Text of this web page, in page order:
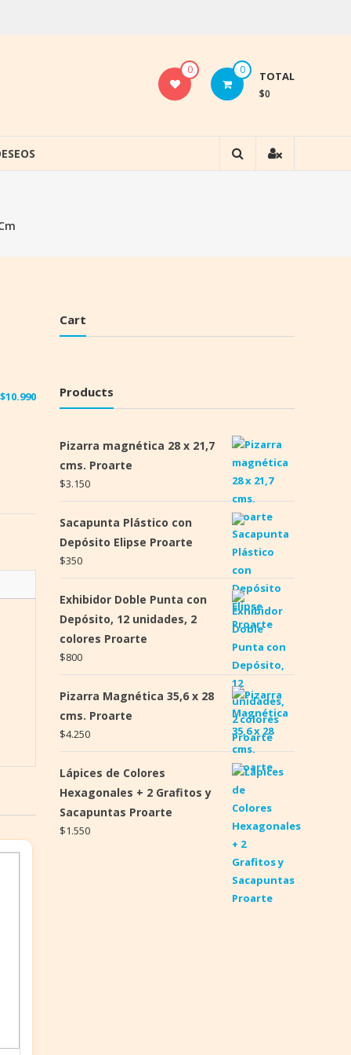
0 0 TOTAL
$0
$10.990
Cart
Products
Pizarra magnética 28 x 21,7
cms. Proarte
$3.150
Sacapunta Plástico con
Depósito Elipse Proarte
$350
Exhibidor Doble Punta con
Depósito, 12 unidades, 2
colores Proarte
$800
Pizarra Magnética 35,6 x 28
cms. Proarte
$4.250
Lápices de Colores
Hexagonales + 2 Grafitos y
Sacapuntas Proarte
$1.550